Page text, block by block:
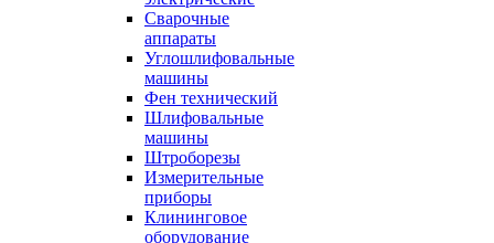
Сварочные
аппараты
Углошлифовальные
машины
Фен технический
Шлифовальные
машины
Штроборезы
Измерительные
приборы
Клининговое
оборудование